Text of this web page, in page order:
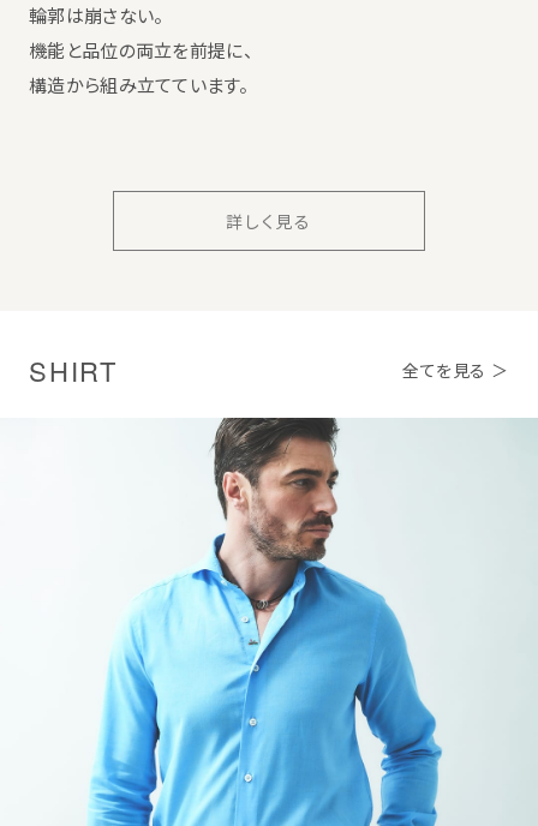
輪郭は崩さない。
機能と品位の両立を前提に、
構造から組み立てています。
詳しく見る
SHIRT 全てを見る ＞